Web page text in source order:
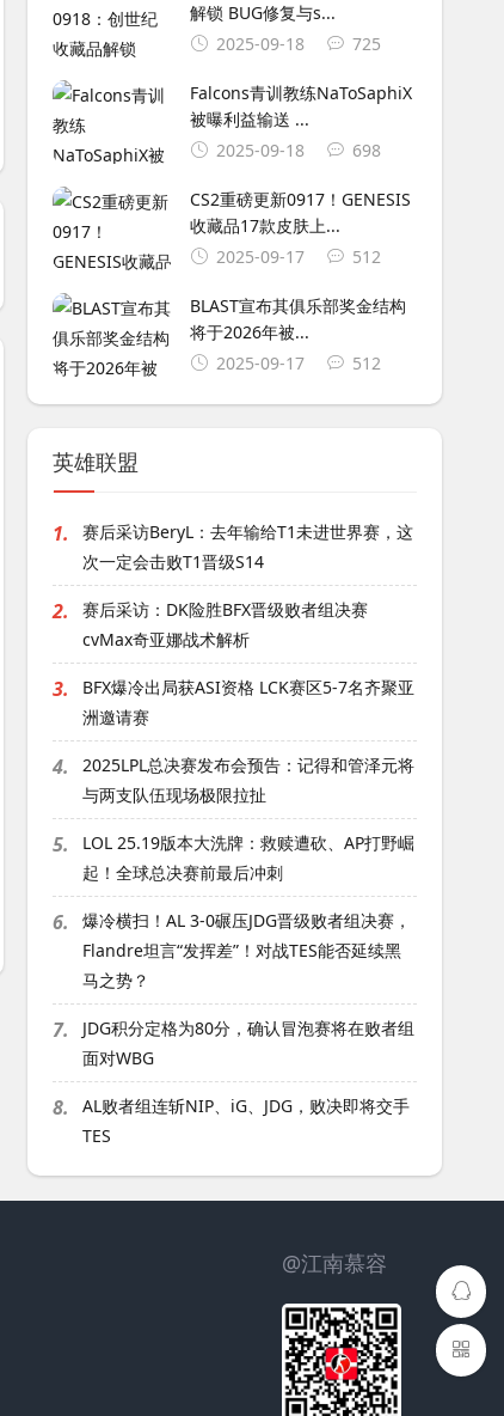
解锁 BUG修复与s...
2025-09-18
725
Falcons青训教练NaToSaphiX
被曝利益输送 ...
2025-09-18
698
CS2重磅更新0917！GENESIS
收藏品17款皮肤上...
2025-09-17
512
BLAST宣布其俱乐部奖金结构
将于2026年被...
2025-09-17
512
英雄联盟
1.
赛后采访BeryL：去年输给T1未进世界赛，这
次一定会击败T1晋级S14
2.
赛后采访：DK险胜BFX晋级败者组决赛
cvMax奇亚娜战术解析
3.
BFX爆冷出局获ASI资格 LCK赛区5-7名齐聚亚
洲邀请赛
4.
2025LPL总决赛发布会预告：记得和管泽元将
与两支队伍现场极限拉扯
5.
LOL 25.19版本大洗牌：救赎遭砍、AP打野崛
起！全球总决赛前最后冲刺
6.
爆冷横扫！AL 3-0碾压JDG晋级败者组决赛，
Flandre坦言“发挥差”！对战TES能否延续黑
马之势？
7.
JDG积分定格为80分，确认冒泡赛将在败者组
面对WBG
8.
AL败者组连斩NIP、iG、JDG，败决即将交手
TES
@江南慕容